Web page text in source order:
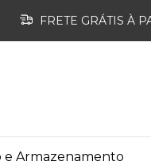
FRETE GRÁTIS À
e Armazenamento